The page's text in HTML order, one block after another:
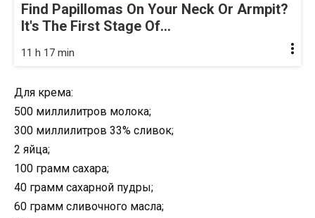
Find Papillomas On Your Neck Or Armpit?
It's The First Stage Of...
11 h 17 min
Для крема:
500 миллилитров молока;
300 миллилитров 33% сливок;
2 яйца;
100 грамм сахара;
40 грамм сахарной пудры;
60 грамм сливочного масла;